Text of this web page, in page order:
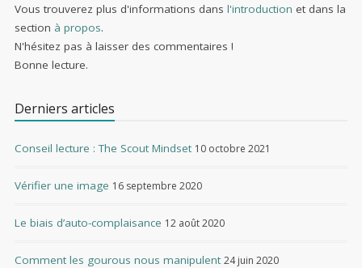
Vous trouverez plus d'informations dans l'introduction et dans la
section à propos.
N'hésitez pas à laisser des commentaires !
Bonne lecture.
Derniers articles
Conseil lecture : The Scout Mindset 10 octobre 2021
Vérifier une image 16 septembre 2020
Le biais d’auto-complaisance 12 août 2020
Comment les gourous nous manipulent 24 juin 2020